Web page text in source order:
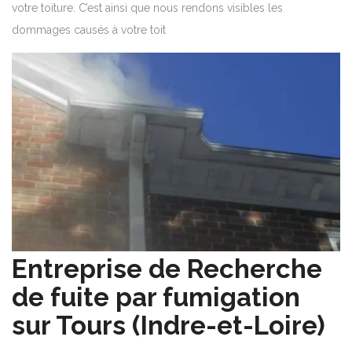
votre toiture. C’est ainsi que nous rendons visibles les
dommages causés à votre toit
Entreprise de Recherche
de fuite par fumigation
sur Tours (Indre-et-Loire)